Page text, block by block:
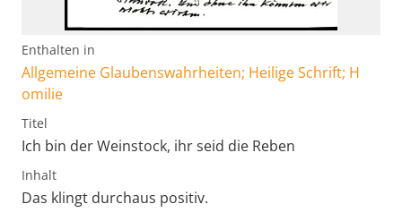
Enthalten in
Allgemeine Glaubenswahrheiten; Heilige Schrift; H
omilie
Titel
Ich bin der Weinstock, ihr seid die Reben
Inhalt
Das klingt durchaus positiv.